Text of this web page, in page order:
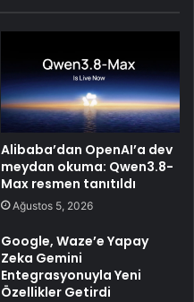
Alibaba’dan OpenAI’a dev
meydan okuma: Qwen3.8-
Max resmen tanıtıldı
Ağustos 5, 2026
Google, Waze’e Yapay
Zeka Gemini
Entegrasyonuyla Yeni
Özellikler Getirdi